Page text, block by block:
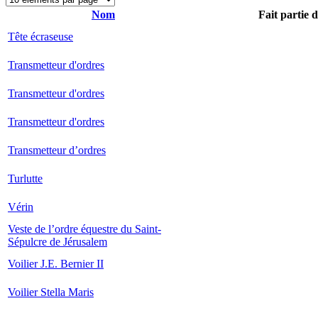
Nom
Fait partie
Tête écraseuse
Transmetteur d'ordres
Transmetteur d'ordres
Transmetteur d'ordres
Transmetteur d’ordres
Turlutte
Vérin
Veste de l’ordre équestre du Saint-
Sépulcre de Jérusalem
Voilier J.E. Bernier II
Voilier Stella Maris